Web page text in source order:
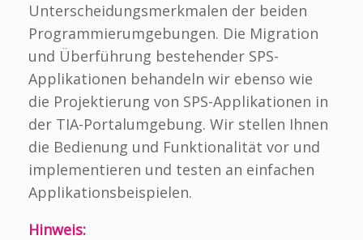
Unterscheidungsmerkmalen der beiden
Programmierumgebungen. Die Migration
und Überführung bestehender SPS-
Applikationen behandeln wir ebenso wie
die Projektierung von SPS-Applikationen in
der TIA-Portalumgebung. Wir stellen Ihnen
die Bedienung und Funktionalität vor und
implementieren und testen an einfachen
Applikationsbeispielen.
Hinweis: